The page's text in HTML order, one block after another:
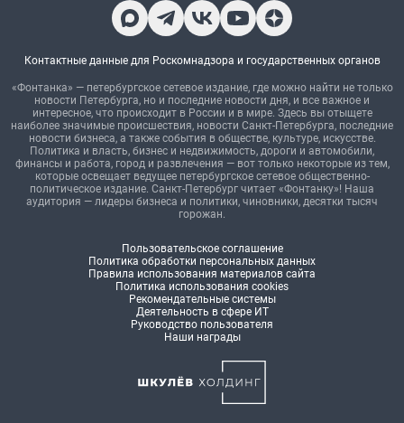
Контактные данные для Роскомнадзора и государственных органов
«Фонтанка» — петербургское сетевое издание, где можно найти не только
новости Петербурга, но и последние новости дня, и все важное и
интересное, что происходит в России и в мире. Здесь вы отыщете
наиболее значимые происшествия, новости Санкт-Петербурга, последние
новости бизнеса, а также события в обществе, культуре, искусстве.
Политика и власть, бизнес и недвижимость, дороги и автомобили,
финансы и работа, город и развлечения — вот только некоторые из тем,
которые освещает ведущее петербургское сетевое общественно-
политическое издание. Санкт-Петербург читает «Фонтанку»! Наша
аудитория — лидеры бизнеса и политики, чиновники, десятки тысяч
горожан.
Пользовательское соглашение
Политика обработки персональных данных
Правила использования материалов сайта
Политика использования cookies
Рекомендательные системы
Деятельность в сфере ИТ
Руководство пользователя
Наши награды